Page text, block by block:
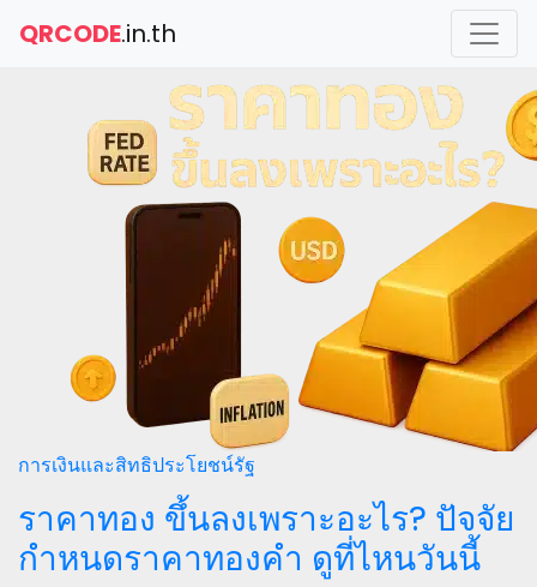
QRCODE.in.th
การเงินและสิทธิประโยชน์รัฐ
ราคาทอง ขึ้นลงเพราะอะไร? ปัจจัย
กำหนดราคาทองคำ ดูที่ไหนวันนี้